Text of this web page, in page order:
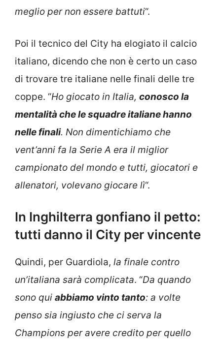
meglio per non essere battuti“.
Poi il tecnico del City ha elogiato il calcio
italiano, dicendo che non è certo un caso
di trovare tre italiane nelle finali delle tre
coppe. “Ho giocato in Italia, conosco la
mentalità che le squadre italiane hanno
nelle finali. Non dimentichiamo che
vent’anni fa la Serie A era il miglior
campionato del mondo e tutti, giocatori e
allenatori, volevano giocare lì“.
In Inghilterra gonfiano il petto:
tutti danno il City per vincente
Quindi, per Guardiola, la finale contro
un’italiana sarà complicata. “Da quando
sono qui abbiamo vinto tanto: a volte
penso sia ingiusto che ci serva la
Champions per avere credito per quello